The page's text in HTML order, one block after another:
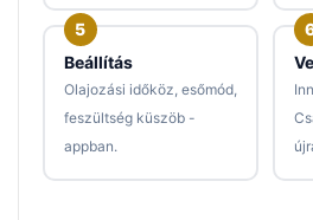
Beállítás
Olajozási időköz, esőmód,
feszültség küszöb -
appban.